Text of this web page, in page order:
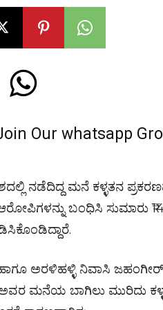
Our whatsapp
ನಡೆದಿದ್ದ ಮನೆ ಕಳ್ಳತನ
ಬಂಧಿಸಿ ಸುಮಾರು
ಅರಳಿಹಳ್ಳಿ ನಿವಾಸಿ
ಮನೆಯ ಬಾಗಿಲು ಮುರಿದು